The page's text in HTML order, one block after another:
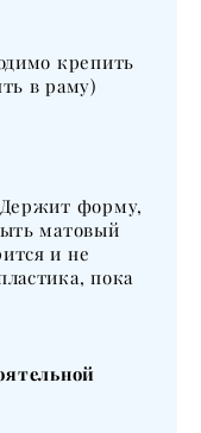
крепить
в раму)
форму,
матовый
и не
пока